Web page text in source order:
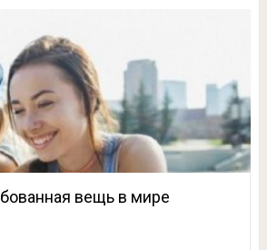
вещь в мире